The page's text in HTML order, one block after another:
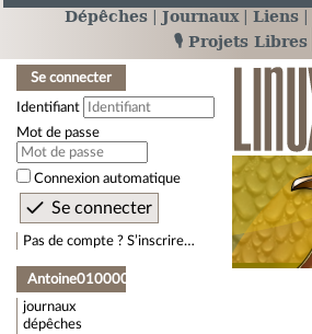
Dépêches Journaux Liens
🎙️ Projets Libres
Se connecter
Identifiant
Mot de passe
Connexion automatique
Pas de compte ? S’inscrire…
Antoine010000
journaux
dépêches